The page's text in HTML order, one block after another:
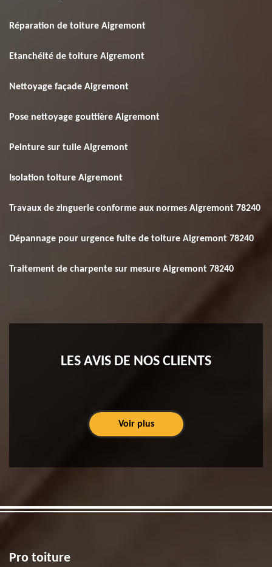
Réparation de toiture Aigremont
Etanchéité de toiture Aigremont
Nettoyage façade Aigremont
Pose nettoyage gouttière Aigremont
Peinture sur tuile Aigremont
Isolation toiture Aigremont
Travaux de zinguerie conforme aux normes Aigremont 78240
Dépannage pour urgence fuite de toiture Aigremont 78240
Traitement de charpente sur mesure Aigremont 78240
LES AVIS DE NOS CLIENTS
Voir plus
Pro toiture